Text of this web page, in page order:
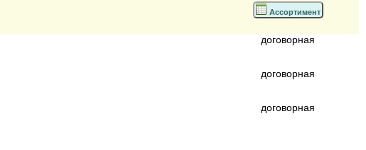
Ассортимент
договорная
договорная
договорная